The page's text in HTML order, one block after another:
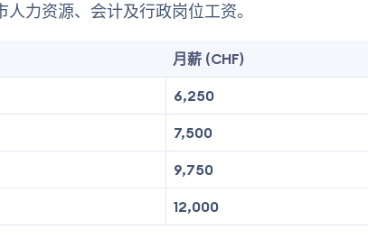
力资源、会计及行政岗位工资。
月薪 (CHF)
6,250
7,500
9,750
12,000